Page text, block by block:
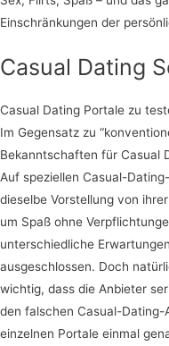
Einschränkungen der
Casual Dating
Casual Dating Portale zu
Im Gegensatz zu
Bekanntschaften für Casual
Auf speziellen Casual-
dieselbe Vorstellung von
um Spaß ohne
unterschiedliche
ausgeschlossen. Doch
wichtig, dass die Anbieter
den falschen Casual-
einzelnen Portale einmal